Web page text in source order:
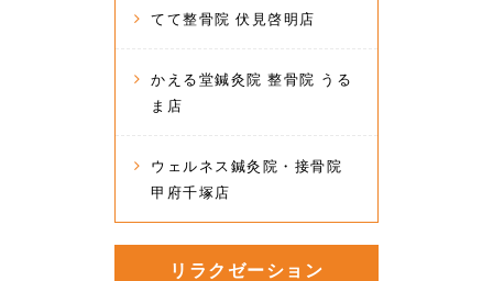
てて整骨院 伏見啓明店
かえる堂鍼灸院 整骨院 うる
ま店
ウェルネス鍼灸院・接骨院
甲府千塚店
リラクゼーション